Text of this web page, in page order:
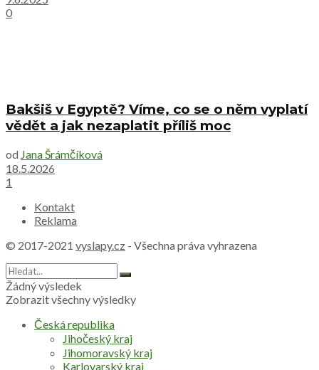
0
Bakšiš v Egyptě? Víme, co se o něm vyplatí
vědět a jak nezaplatit příliš moc
od Jana Šrámčíková
18.5.2026
1
Kontakt
Reklama
© 2017-2021 vyslapy.cz - Všechna práva vyhrazena
Žádný výsledek
Zobrazit všechny výsledky
Česká republika
Jihočeský kraj
Jihomoravský kraj
Karlovarský kraj